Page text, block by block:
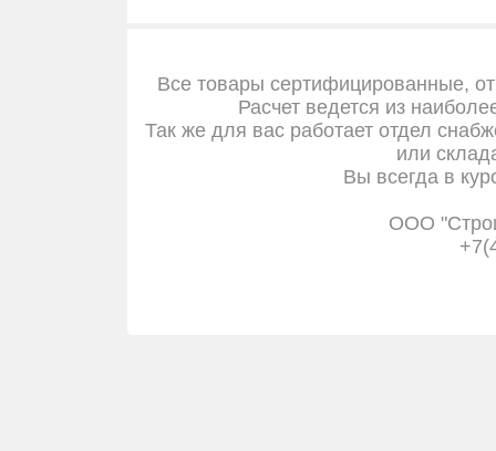
Все товары сертифицированные,
Расчет ведется из
Так же для вас работает отдел
или
Вы всегда в
ООО